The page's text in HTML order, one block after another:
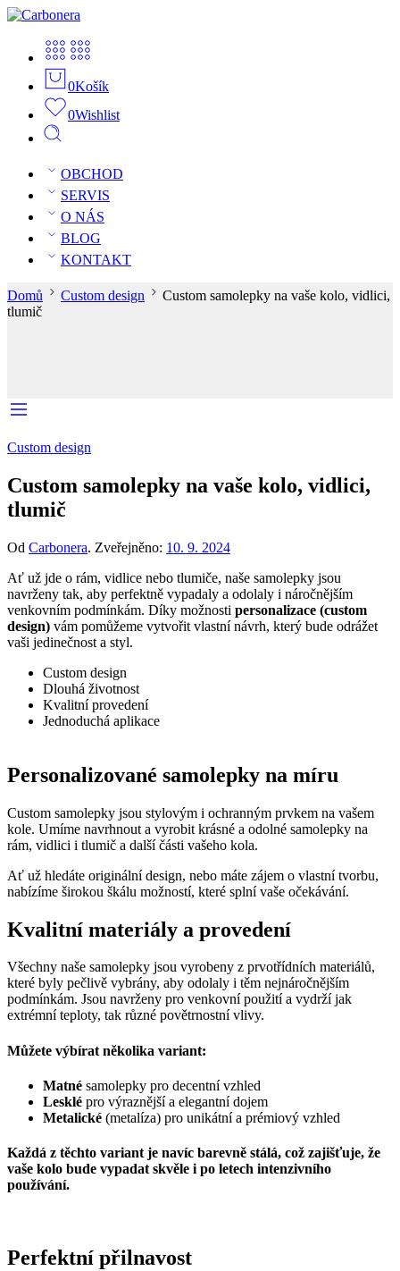
0Košík
0Wishlist
OBCHOD
SERVIS
O NÁS
BLOG
KONTAKT
Domů Custom design
Custom samolepky na vaše kolo, vidlici,
tlumič
Custom design
Custom samolepky na vaše kolo, vidlici,
tlumič
Od Carbonera. Zveřejněno: 10. 9. 2024
Ať už jde o rám, vidlice nebo tlumiče, naše samolepky jsou
navrženy tak, aby perfektně vypadaly a odolaly i náročnějším
venkovním podmínkám. Díky možnosti personalizace (custom
design) vám pomůžeme vytvořit vlastní návrh, který bude odrážet
vaši jedinečnost a styl.
Custom design
Dlouhá životnost
Kvalitní provedení
Jednoduchá aplikace
Personalizované samolepky na míru
Custom samolepky jsou stylovým i ochranným prvkem na vašem
kole. Umíme navrhnout a vyrobit krásné a odolné samolepky na
rám, vidlici i tlumič a další části vašeho kola.
Ať už hledáte originální design, nebo máte zájem o vlastní tvorbu,
nabízíme širokou škálu možností, které splní vaše očekávání.
Kvalitní materiály a provedení
Všechny naše samolepky jsou vyrobeny z prvotřídních materiálů,
které byly pečlivě vybrány, aby odolaly i těm nejnáročnějším
podmínkám. Jsou navrženy pro venkovní použití a vydrží jak
extrémní teploty, tak různé povětrnostní vlivy.
Můžete výbírat několika variant:
Matné samolepky pro decentní vzhled
Lesklé pro výraznější a elegantní dojem
Metalické (metalíza) pro unikátní a prémiový vzhled
Každá z těchto variant je navíc barevně stálá, což zajišťuje, že
vaše kolo bude vypadat skvěle i po letech intenzivního
používání.
Perfektní přilnavost